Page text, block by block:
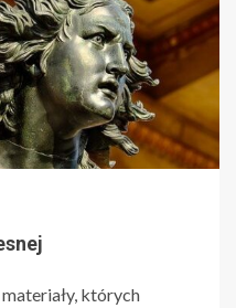
których